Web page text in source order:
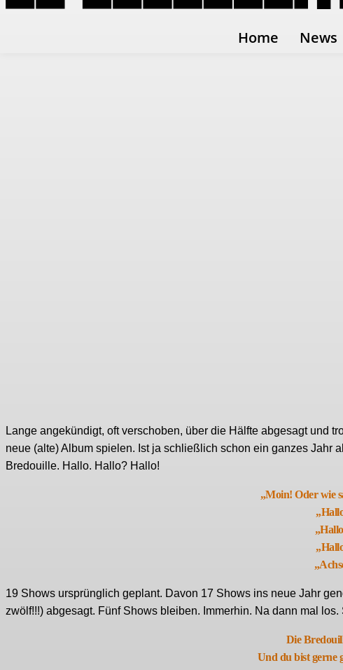
Home News
Lange angekündigt, oft verschoben, über die Hälfte abgesagt und
neue (alte) Album spielen. Ist ja schließlich schon ein ganzes Jahr
Bredouille. Hallo. Hallo? Hallo!
„Moin! Oder wie
19 Shows ursprünglich geplant. Davon 17 Shows ins neue Jahr
zwölf!!!) abgesagt. Fünf Shows bleiben. Immerhin. Na dann mal
Die
Und du bist gerne